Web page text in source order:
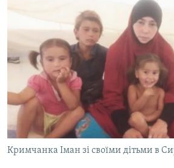
Кримчанка Іман зі своїми дітьми в